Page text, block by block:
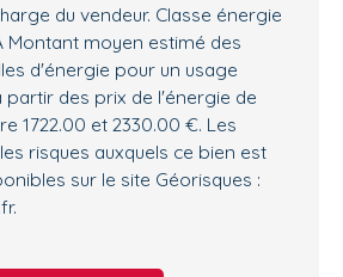
du vendeur. Classe énergie
Montant moyen estimé des
d'énergie pour un usage
partir des prix de l'énergie de
1722.00 et 2330.00 €. Les
risques auxquels ce bien est
sur le site Géorisques :